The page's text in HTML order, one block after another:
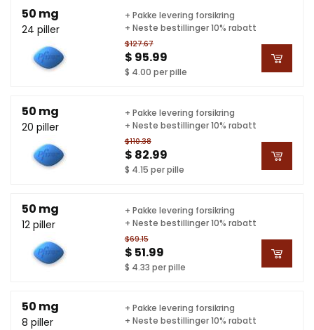
50 mg
24 piller
$127.67
$ 95.99
$ 4.00 per pille
+ Pakke levering forsikring
+ Neste bestillinger 10% rabatt
50 mg
20 piller
$110.38
$ 82.99
$ 4.15 per pille
+ Pakke levering forsikring
+ Neste bestillinger 10% rabatt
50 mg
12 piller
$69.15
$ 51.99
$ 4.33 per pille
+ Pakke levering forsikring
+ Neste bestillinger 10% rabatt
50 mg
8 piller
+ Pakke levering forsikring
+ Neste bestillinger 10% rabatt